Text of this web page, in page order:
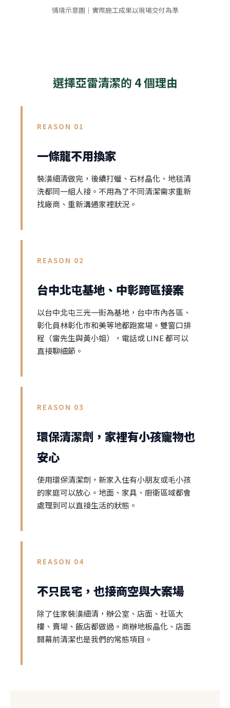
情境示意圖｜實際施工成果以現場交付為準
選擇亞雷清潔的 4 個理由
REASON 01
一條龍不用換家
裝潢細清做完，後續打蠟、石材晶化、地毯清
洗都同一組人接。不用為了不同清潔需求重新
找廠商、重新溝通家裡狀況。
REASON 02
台中北屯基地、中彰跨區接案
以台中北屯三光一街為基地，台中市內各區、
彰化員林彰化市和美等地都跑案場。雙窗口排
程（雷先生與黃小姐），電話或 LINE 都可以
直接聊細節。
REASON 03
環保清潔劑，家裡有小孩寵物也
安心
使用環保清潔劑，新家入住有小朋友或毛小孩
的家庭可以放心。地面、家具、廚衛區域都會
處理到可以直接生活的狀態。
REASON 04
不只民宅，也接商空與大案場
除了住家裝潢細清，辦公室、店面、社區大
樓、賣場、飯店都做過。商辦地板晶化、店面
開幕前清潔也是我們的常態項目。